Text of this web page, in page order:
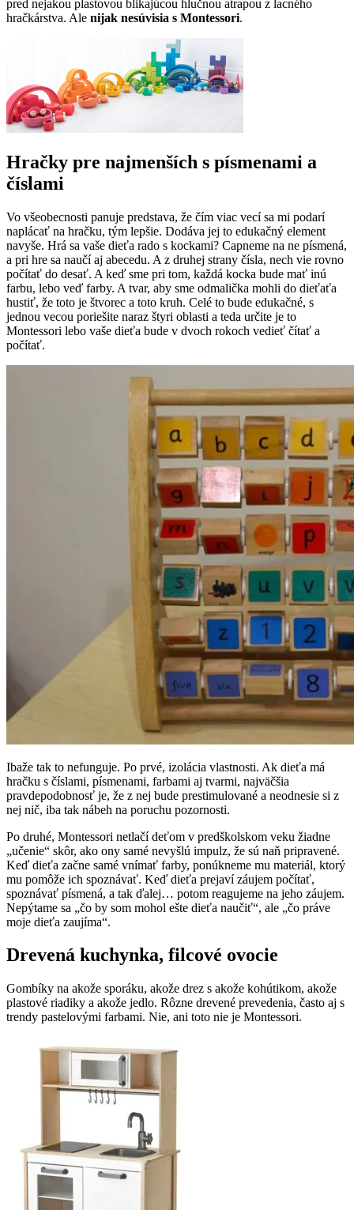
pred nejakou plastovou blikajúcou hlučnou atrapou z lacného
hračkárstva. Ale nijak nesúvisia s Montessori.
Hračky pre najmenších s písmenami a
číslami
Vo všeobecnosti panuje predstava, že čím viac vecí sa mi podarí
naplácať na hračku, tým lepšie. Dodáva jej to edukačný element
navyše. Hrá sa vaše dieťa rado s kockami? Capneme na ne písmená,
a pri hre sa naučí aj abecedu. A z druhej strany čísla, nech vie rovno
počítať do desať. A keď sme pri tom, každá kocka bude mať inú
farbu, lebo veď farby. A tvar, aby sme odmalička mohli do dieťaťa
hustiť, že toto je štvorec a toto kruh. Celé to bude edukačné, s
jednou vecou poriešite naraz štyri oblasti a teda určite je to
Montessori lebo vaše dieťa bude v dvoch rokoch vedieť čítať a
počítať.
Ibaže tak to nefunguje. Po prvé, izolácia vlastnosti. Ak dieťa má
hračku s číslami, písmenami, farbami aj tvarmi, najväčšia
pravdepodobnosť je, že z nej bude prestimulované a neodnesie si z
nej nič, iba tak nábeh na poruchu pozornosti.
Po druhé, Montessori netlačí deťom v predškolskom veku žiadne
„učenie“ skôr, ako ony samé nevyšlú impulz, že sú naň pripravené.
Keď dieťa začne samé vnímať farby, ponúkneme mu materiál, ktorý
mu pomôže ich spoznávať. Keď dieťa prejaví záujem počítať,
spoznávať písmená, a tak ďalej… potom reagujeme na jeho záujem.
Nepýtame sa „čo by som mohol ešte dieťa naučiť“, ale „čo práve
moje dieťa zaujíma“.
Drevená kuchynka, filcové ovocie
Gombíky na akože sporáku, akože drez s akože kohútikom, akože
plastové riadiky a akože jedlo. Rôzne drevené prevedenia, často aj s
trendy pastelovými farbami. Nie, ani toto nie je Montessori.